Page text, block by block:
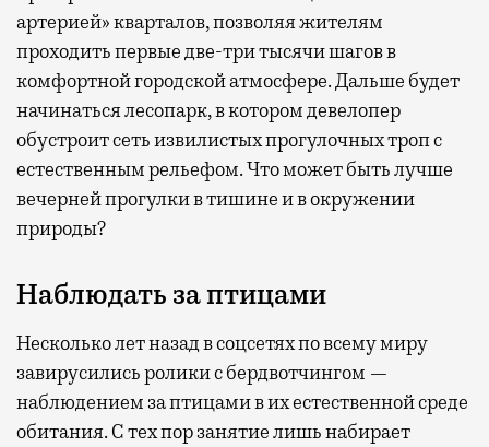
артерией» кварталов, позволяя жителям
проходить первые две-три тысячи шагов в
комфортной городской атмосфере. Дальше будет
начинаться лесопарк, в котором девелопер
обустроит сеть извилистых прогулочных троп с
естественным рельефом. Что может быть лучше
вечерней прогулки в тишине и в окружении
природы?
Наблюдать за птицами
Несколько лет назад в соцсетях по всему миру
завирусились ролики с бердвотчингом —
наблюдением за птицами в их естественной среде
обитания. С тех пор занятие лишь набирает